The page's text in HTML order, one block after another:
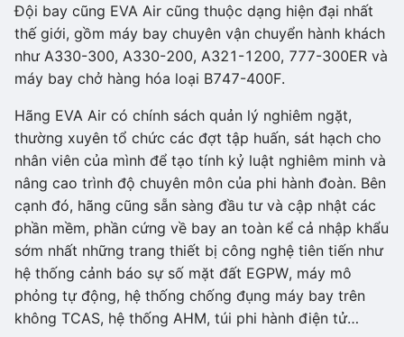
Đội bay cũng EVA Air cũng thuộc dạng hiện đại nhất
thế giới, gồm máy bay chuyên vận chuyển hành khách
như A330-300, A330-200, A321-1200, 777-300ER và
máy bay chở hàng hóa loại B747-400F.
Hãng EVA Air có chính sách quản lý nghiêm ngặt,
thường xuyên tổ chức các đợt tập huấn, sát hạch cho
nhân viên của mình để tạo tính kỷ luật nghiêm minh và
nâng cao trình độ chuyên môn của phi hành đoàn. Bên
cạnh đó, hãng cũng sẵn sàng đầu tư và cập nhật các
phần mềm, phần cứng về bay an toàn kể cả nhập khẩu
sớm nhất những trang thiết bị công nghệ tiên tiến như
hệ thống cảnh báo sự số mặt đất EGPW, máy mô
phỏng tự động, hệ thống chống đụng máy bay trên
không TCAS, hệ thống AHM, túi phi hành điện tử…